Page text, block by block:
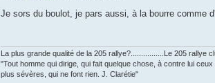
s
Je sors du boulot, je pars aussi, à la bourre comme
La plus grande qualité de la 205 rallye?................Le 205 rallye
"Tout homme qui dirige, qui fait quelque chose, à contre lui
plus sévères, qui ne font rien. J. Clarétie"